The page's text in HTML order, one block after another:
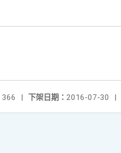
下架日期： 2016-07-30 |
366 |